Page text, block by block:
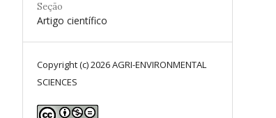
Seção
Artigo científico
Copyright (c) 2026 AGRI-ENVIRONMENTAL
SCIENCES